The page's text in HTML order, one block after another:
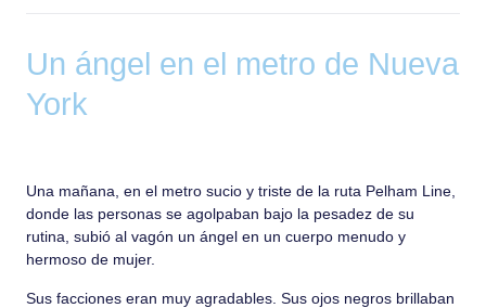
Un ángel en el metro de Nueva
York
Una mañana, en el metro sucio y triste de la ruta Pelham Line,
donde las personas se agolpaban bajo la pesadez de su
rutina, subió al vagón un ángel en un cuerpo menudo y
hermoso de mujer.
Sus facciones eran muy agradables. Sus ojos negros brillaban